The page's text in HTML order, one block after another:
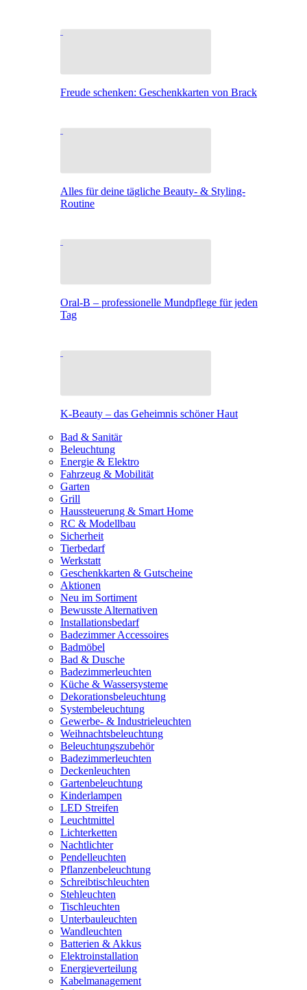
Freude schenken: Geschenkkarten von Brack
Alles für deine tägliche Beauty- & Styling-
Routine
Oral-B – professionelle Mundpflege für jeden
Tag
K-Beauty – das Geheimnis schöner Haut
Bad & Sanitär
Beleuchtung
Energie & Elektro
Fahrzeug & Mobilität
Garten
Grill
Haussteuerung & Smart Home
RC & Modellbau
Sicherheit
Tierbedarf
Werkstatt
Geschenkkarten & Gutscheine
Aktionen
Neu im Sortiment
Bewusste Alternativen
Installationsbedarf
Badezimmer Accessoires
Badmöbel
Bad & Dusche
Badezimmerleuchten
Küche & Wassersysteme
Dekorationsbeleuchtung
Systembeleuchtung
Gewerbe- & Industrieleuchten
Weihnachtsbeleuchtung
Beleuchtungszubehör
Badezimmerleuchten
Deckenleuchten
Gartenbeleuchtung
Kinderlampen
LED Streifen
Leuchtmittel
Lichterketten
Nachtlichter
Pendelleuchten
Pflanzenbeleuchtung
Schreibtischleuchten
Stehleuchten
Tischleuchten
Unterbauleuchten
Wandleuchten
Batterien & Akkus
Elektroinstallation
Energieverteilung
Kabelmanagement